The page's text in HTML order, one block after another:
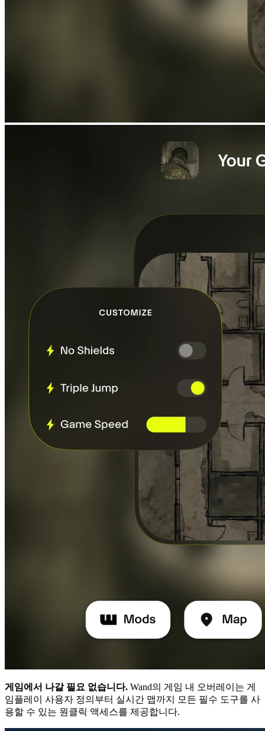
게임에서 나갈 필요 없습니다. Wand의 게임 내 오버레이는 게
임플레이 사용자 정의부터 실시간 맵까지 모든 필수 도구를 사
용할 수 있는 원클릭 액세스를 제공합니다.